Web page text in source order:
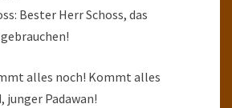
Bester Herr Schoss, das
alles noch! Kommt alles
junger Padawan!